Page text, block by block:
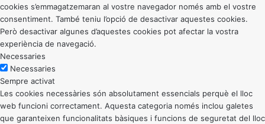
cookies s’emmagatzemaran al vostre navegador només amb el vostre
consentiment. També teniu l’opció de desactivar aquestes cookies.
Però desactivar algunes d’aquestes cookies pot afectar la vostra
experiència de navegació.
Necessaries
Necessaries
Sempre activat
Les cookies necessàries són absolutament essencials perquè el lloc
web funcioni correctament. Aquesta categoria només inclou galetes
que garanteixen funcionalitats bàsiques i funcions de seguretat del lloc